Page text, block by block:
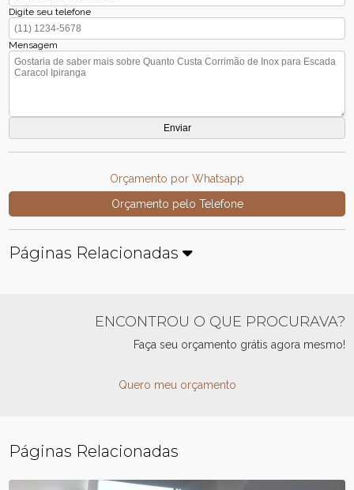
Digite seu telefone
Mensagem
Orçamento por Whatsapp
Orçamento pelo Telefone
Páginas Relacionadas
ENCONTROU O QUE PROCURAVA?
Faça seu orçamento grátis agora mesmo!
Quero meu orçamento
Páginas Relacionadas